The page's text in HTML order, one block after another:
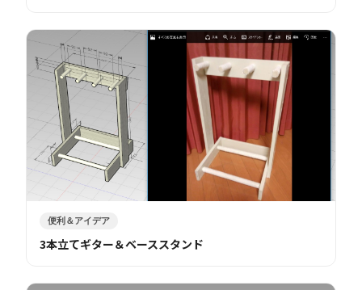
便利＆アイデア
3本立てギター＆ベーススタンド